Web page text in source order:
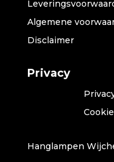
Algemene
Disclaimer
Privacy
Hanglampen